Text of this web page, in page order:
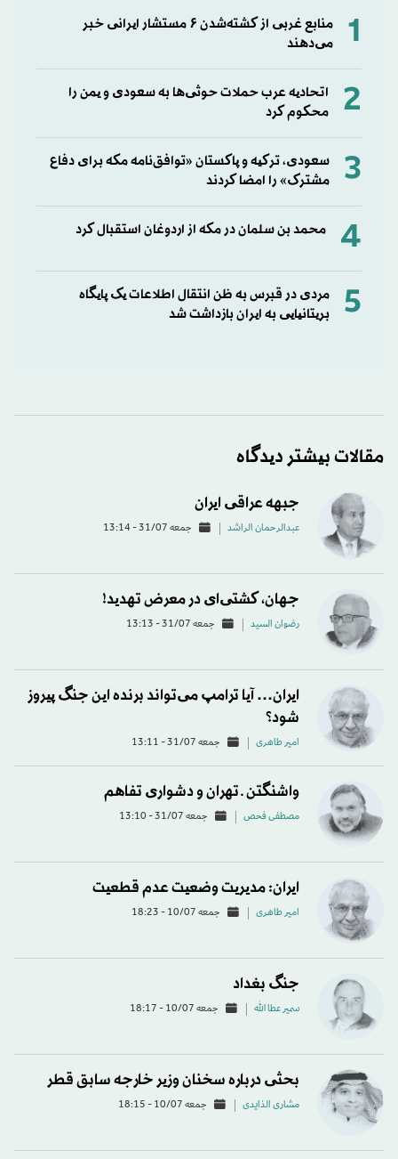
1
منابع غربی از کشته‌شدن ۶ مستشار ایرانی خبر
می‌دهند
2
اتحادیه عرب حملات حوثی‌ها به سعودی و یمن را
محکوم کرد
3
سعودی، ترکیه و پاکستان «توافق‌نامه مکه برای دفاع
مشترک» را امضا کردند
4 محمد بن سلمان در مکه از اردوغان استقبال کرد
5
مردی در قبرس به ظن انتقال اطلاعات یک پایگاه
بریتانیایی به ایران بازداشت شد
مقالات بیشتر دیدگاه
جبهه عراقی ایران
عبدالرحمان الراشد جمعه 31/07 - 13:14
جهان، کشتی‌ای در معرض تهدید!
رضوان السید جمعه 31/07 - 13:13
ایران… آیا ترامپ می‌تواند برنده این جنگ پیروز
شود؟
امیر طاهری جمعه 31/07 - 13:11
واشنگتن ـ تهران و دشواری تفاهم
مصطفی فحص جمعه 31/07 - 13:10
ایران: مدیریت وضعیت عدم قطعیت
امیر طاهری جمعه 10/07 - 18:23
جنگ بغداد
سمير عطا الله جمعه 10/07 - 18:17
بحثی درباره سخنان وزیر خارجه سابق قطر
مشاری الذایدی جمعه 10/07 - 18:15